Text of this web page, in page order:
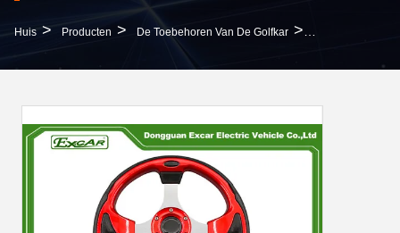
Huis > Producten > De Toebehoren Van De Golfkar >